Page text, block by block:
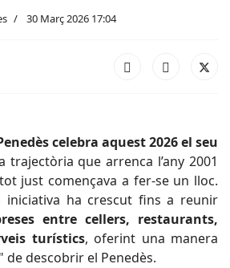
30 Març 2026 17:04
celebra aquest 2026 el seu
trajectòria que arrenca l’any 2001
just començava a fer-se un lloc.
iniciativa ha crescut fins a reunir
entre cellers, restaurants,
turístics, oferint una manera
de descobrir el Penedès.